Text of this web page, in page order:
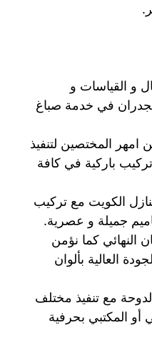
و القياسات و
في خدمة صباغ
المختصين لتنفيذ
باركية في كافة
الكويت مع تركيب
جميلة و عصرية.
النهائي كما نؤمن
العالية بألوان
مع تنفيذ مختلف
أو المكتبي بحرفية